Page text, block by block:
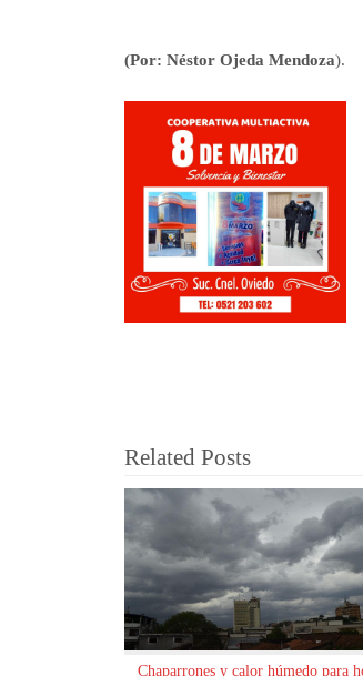
(Por: Néstor Ojeda Mendoza).
Related Posts
Chaparrones y calor húmedo para